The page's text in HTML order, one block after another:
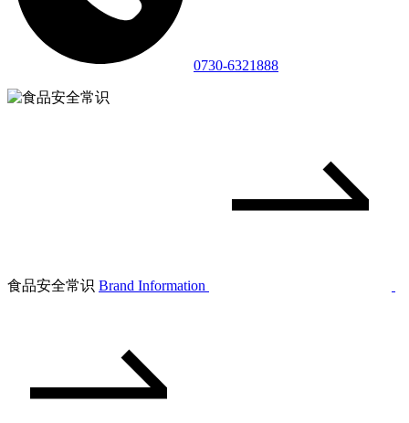
0730-6321888
食品安全常识 Brand Information